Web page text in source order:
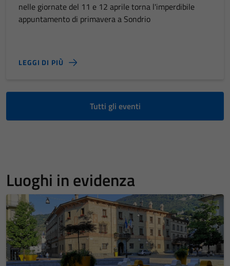
nelle giornate del 11 e 12 aprile torna l'imperdibile
appuntamento di primavera a Sondrio
LEGGI DI PIÙ
Tutti gli eventi
Luoghi in evidenza